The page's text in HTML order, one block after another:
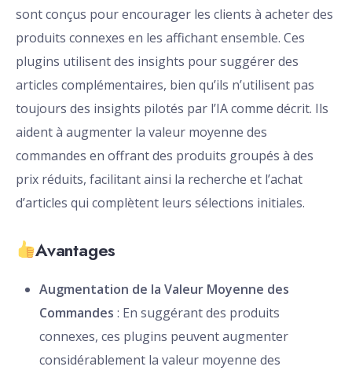
sont conçus pour encourager les clients à acheter des
produits connexes en les affichant ensemble. Ces
plugins utilisent des insights pour suggérer des
articles complémentaires, bien qu’ils n’utilisent pas
toujours des insights pilotés par l’IA comme décrit. Ils
aident à augmenter la valeur moyenne des
commandes en offrant des produits groupés à des
prix réduits, facilitant ainsi la recherche et l’achat
d’articles qui complètent leurs sélections initiales.
Avantages
Augmentation de la Valeur Moyenne des
Commandes : En suggérant des produits
connexes, ces plugins peuvent augmenter
considérablement la valeur moyenne des